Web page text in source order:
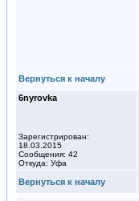
Вернуться к началу
6nyrovka
Зарегистрирован:
18.03.2015
Сообщения: 42
Откуда: Уфа
Вернуться к началу